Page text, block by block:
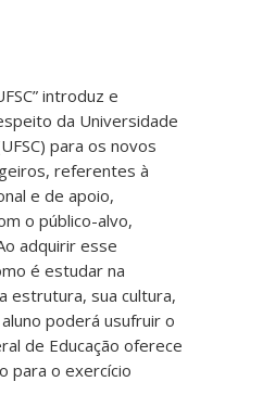
introduz e
da Universidade
para os novos
referentes à
e de apoio,
o público-alvo,
adquirir esse
é estudar na
estrutura, sua cultura,
poderá usufruir o
de Educação oferece
para o exercício